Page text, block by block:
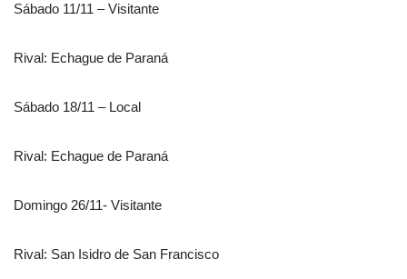
Sábado 11/11 – Visitante
Rival: Echague de Paraná
Sábado 18/11 – Local
Rival: Echague de Paraná
Domingo 26/11- Visitante
Rival: San Isidro de San Francisco